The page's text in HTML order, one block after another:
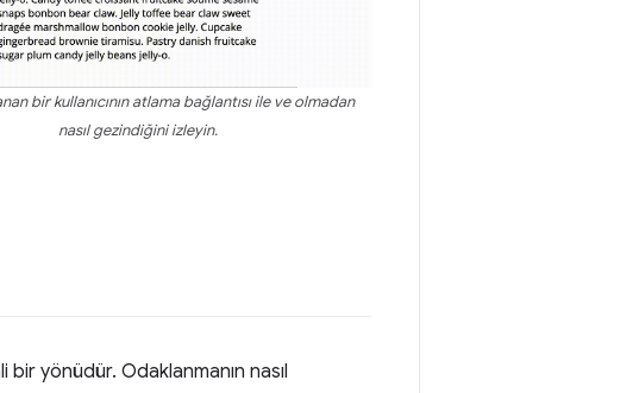
bir kullanıcının atlama bağlantısı ile ve olmadan
nasıl gezindiğini izleyin.
yönüdür. Odaklanmanın nasıl